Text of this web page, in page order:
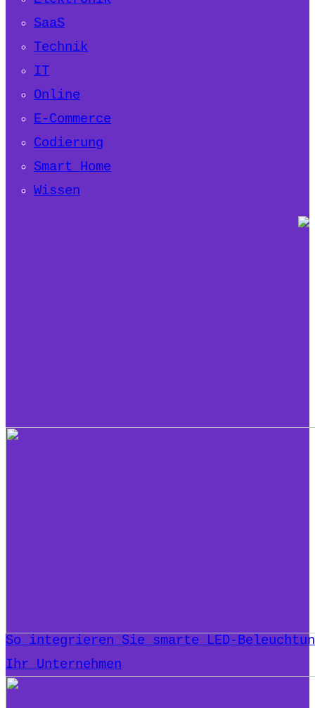
SaaS
Technik
IT
Online
E-Commerce
Codierung
Smart Home
Wissen
So integrieren Sie smarte LED-
Ihr Unternehmen